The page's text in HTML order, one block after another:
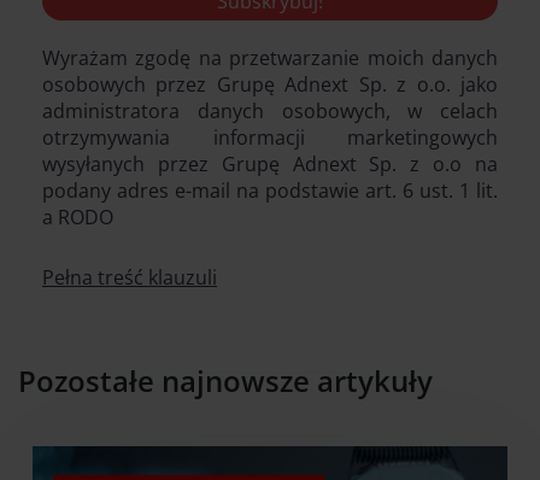
Wyrażam zgodę na przetwarzanie moich danych
osobowych przez Grupę Adnext Sp. z o.o. jako
administratora danych osobowych, w celach
otrzymywania informacji marketingowych
wysyłanych przez Grupę Adnext Sp. z o.o na
podany adres e-mail na podstawie art. 6 ust. 1 lit.
a RODO
Pełna treść klauzuli
Pozostałe najnowsze artykuły